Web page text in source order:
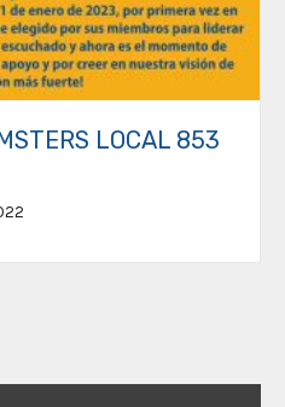
LOCAL 853